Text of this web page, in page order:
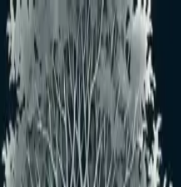
メインコンテンツへスキップ
病害虫・益虫図鑑
根癌病